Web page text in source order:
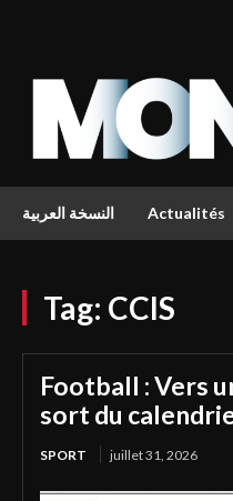
النسخة العربية Actualités
Tag: CCIS
Football : Vers
sort du
SPORT juillet 31, 2026